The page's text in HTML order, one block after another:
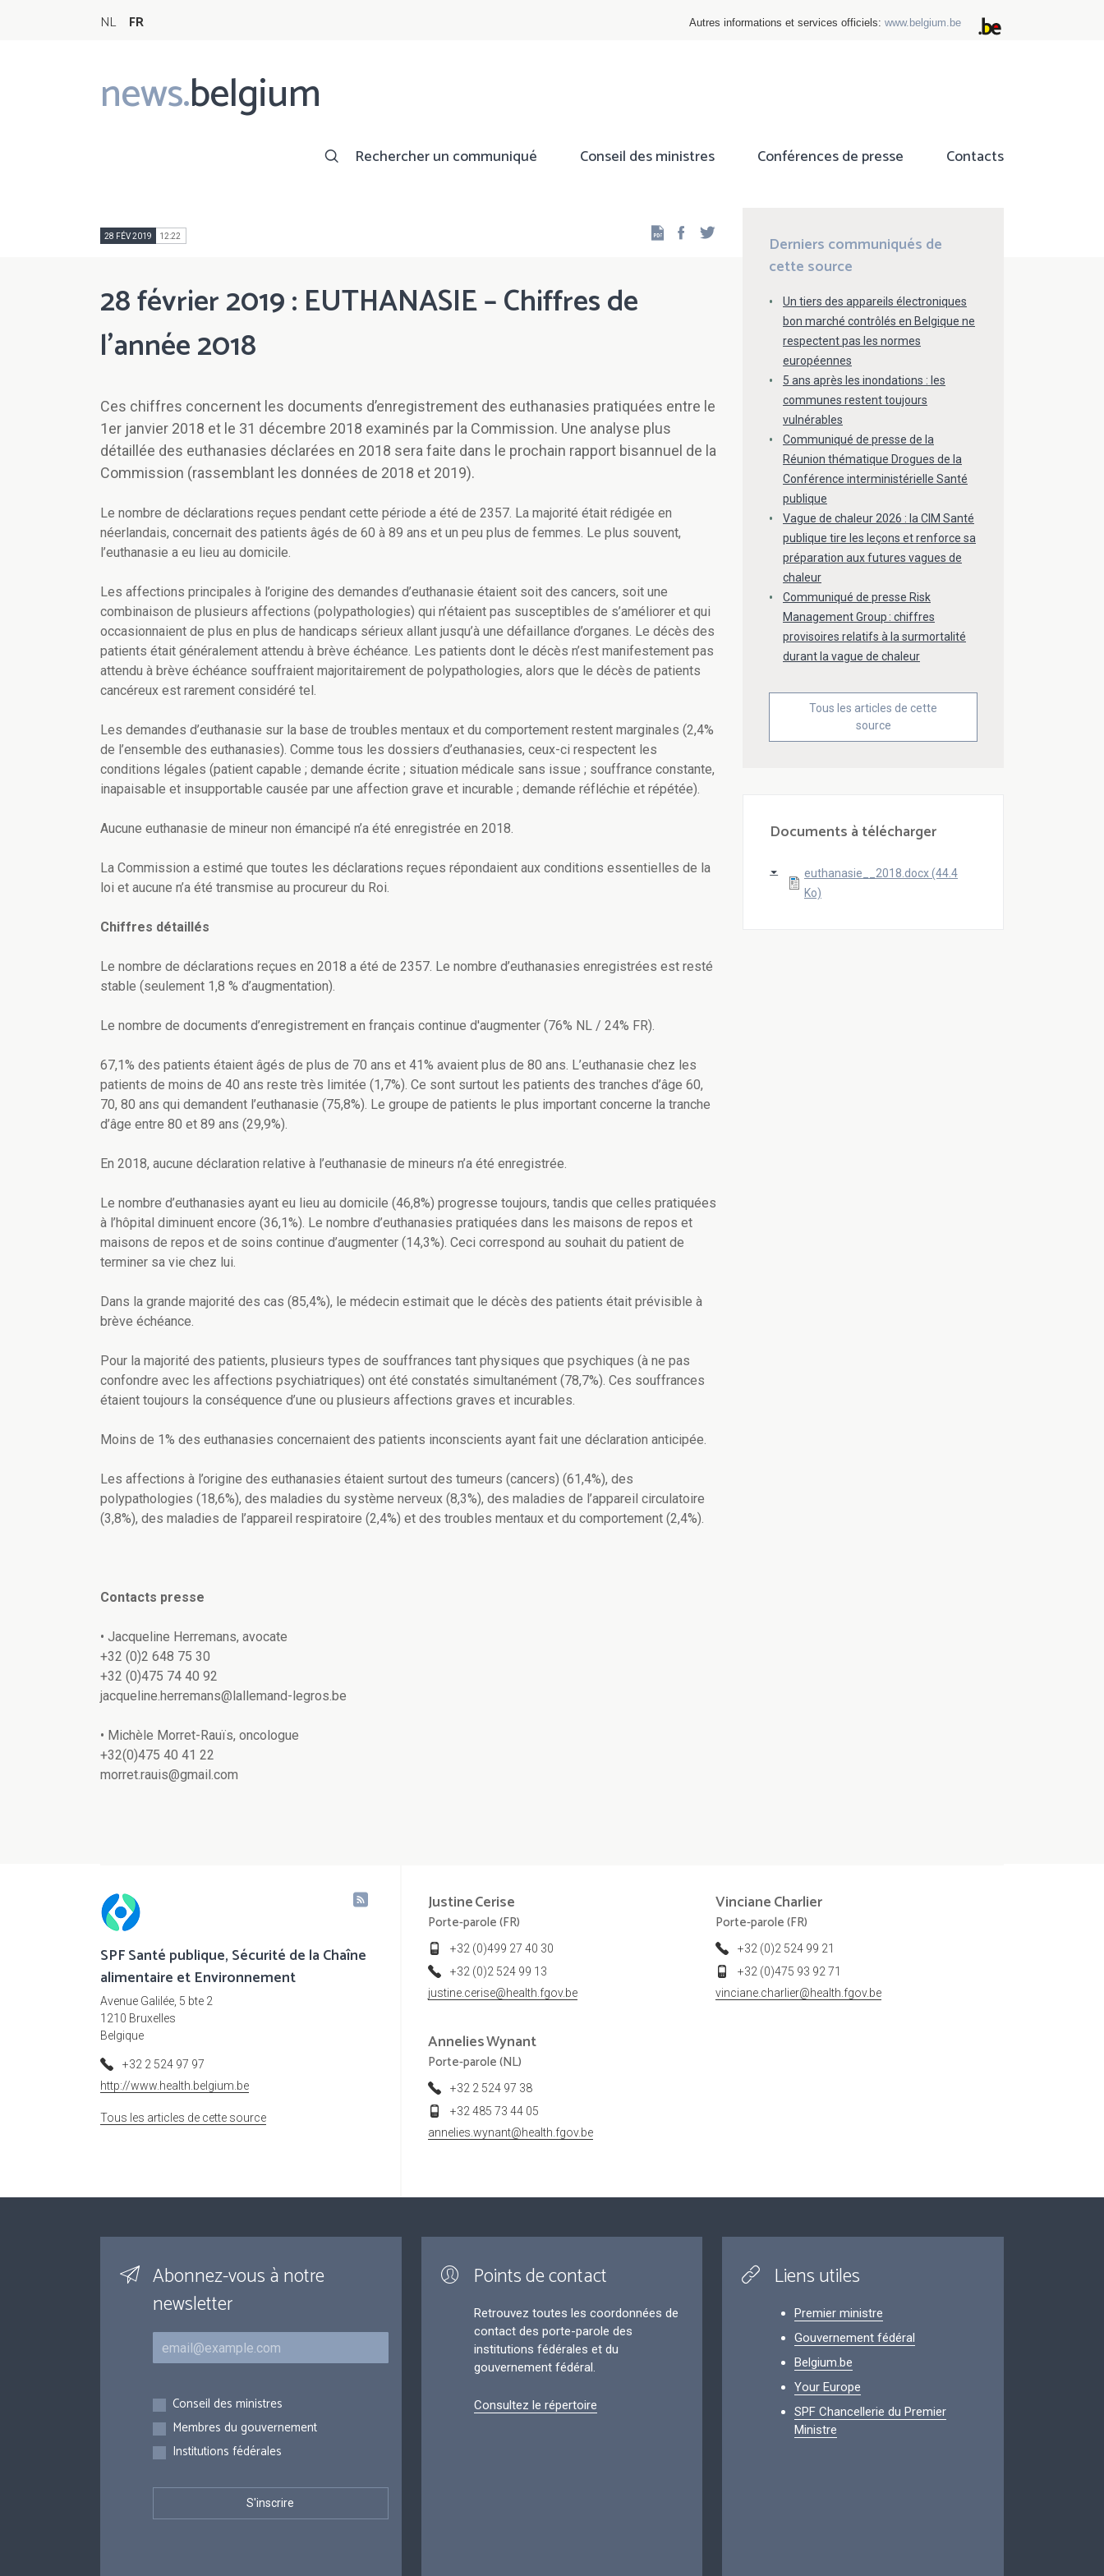
NL FR Autres informations et services officiels: www.belgium.be
news.belgium
Main
navigation
Rechercher un communiqué Conseil des ministres Conférences de presse Contacts
28 FÉV 2019 12:22 Facebook
28 février 2019 : EUTHANASIE – Chiffres de
l’année 2018
Ces chiffres concernent les documents d’enregistrement des euthanasies pratiquées entre le
1er janvier 2018 et le 31 décembre 2018 examinés par la Commission. Une analyse plus
détaillée des euthanasies déclarées en 2018 sera faite dans le prochain rapport bisannuel de la
Commission (rassemblant les données de 2018 et 2019).
Le nombre de déclarations reçues pendant cette période a été de 2357. La majorité était rédigée en
néerlandais, concernait des patients âgés de 60 à 89 ans et un peu plus de femmes. Le plus souvent,
l’euthanasie a eu lieu au domicile.
Les affections principales à l’origine des demandes d’euthanasie étaient soit des cancers, soit une
combinaison de plusieurs affections (polypathologies) qui n’étaient pas susceptibles de s’améliorer et qui
occasionnaient de plus en plus de handicaps sérieux allant jusqu’à une défaillance d’organes. Le décès des
patients était généralement attendu à brève échéance. Les patients dont le décès n’est manifestement pas
attendu à brève échéance souffraient majoritairement de polypathologies, alors que le décès de patients
cancéreux est rarement considéré tel.
Les demandes d’euthanasie sur la base de troubles mentaux et du comportement restent marginales (2,4%
de l’ensemble des euthanasies). Comme tous les dossiers d’euthanasies, ceux-ci respectent les
conditions légales (patient capable ; demande écrite ; situation médicale sans issue ; souffrance constante,
inapaisable et insupportable causée par une affection grave et incurable ; demande réfléchie et répétée).
Aucune euthanasie de mineur non émancipé n’a été enregistrée en 2018.
La Commission a estimé que toutes les déclarations reçues répondaient aux conditions essentielles de la
loi et aucune n’a été transmise au procureur du Roi.
Chiffres détaillés
Le nombre de déclarations reçues en 2018 a été de 2357. Le nombre d’euthanasies enregistrées est resté
stable (seulement 1,8 % d’augmentation).
Le nombre de documents d’enregistrement en français continue d'augmenter (76% NL / 24% FR).
67,1% des patients étaient âgés de plus de 70 ans et 41% avaient plus de 80 ans. L’euthanasie chez les
patients de moins de 40 ans reste très limitée (1,7%). Ce sont surtout les patients des tranches d’âge 60,
70, 80 ans qui demandent l’euthanasie (75,8%). Le groupe de patients le plus important concerne la tranche
d’âge entre 80 et 89 ans (29,9%).
En 2018, aucune déclaration relative à l’euthanasie de mineurs n’a été enregistrée.
Le nombre d’euthanasies ayant eu lieu au domicile (46,8%) progresse toujours, tandis que celles pratiquées
à l’hôpital diminuent encore (36,1%). Le nombre d’euthanasies pratiquées dans les maisons de repos et
maisons de repos et de soins continue d’augmenter (14,3%). Ceci correspond au souhait du patient de
terminer sa vie chez lui.
Dans la grande majorité des cas (85,4%), le médecin estimait que le décès des patients était prévisible à
brève échéance.
Pour la majorité des patients, plusieurs types de souffrances tant physiques que psychiques (à ne pas
confondre avec les affections psychiatriques) ont été constatés simultanément (78,7%). Ces souffrances
étaient toujours la conséquence d’une ou plusieurs affections graves et incurables.
Moins de 1% des euthanasies concernaient des patients inconscients ayant fait une déclaration anticipée.
Les affections à l’origine des euthanasies étaient surtout des tumeurs (cancers) (61,4%), des
polypathologies (18,6%), des maladies du système nerveux (8,3%), des maladies de l’appareil circulatoire
(3,8%), des maladies de l’appareil respiratoire (2,4%) et des troubles mentaux et du comportement (2,4%).
Contacts presse
• Jacqueline Herremans, avocate
+32 (0)2 648 75 30
+32 (0)475 74 40 92
jacqueline.herremans@lallemand-legros.be
• Michèle Morret-Rauïs, oncologue
+32(0)475 40 41 22
morret.rauis@gmail.com
Derniers communiqués de
cette source
Un tiers des appareils électroniques
bon marché contrôlés en Belgique ne
respectent pas les normes
européennes
5 ans après les inondations : les
communes restent toujours
vulnérables
Communiqué de presse de la
Réunion thématique Drogues de la
Conférence interministérielle Santé
publique
Vague de chaleur 2026 : la CIM Santé
publique tire les leçons et renforce sa
préparation aux futures vagues de
chaleur
Communiqué de presse Risk
Management Group : chiffres
provisoires relatifs à la surmortalité
durant la vague de chaleur
Tous les articles de cette
source
Documents à télécharger
euthanasie__2018.docx (44.4
Ko)
SPF Santé publique, Sécurité de la Chaîne
alimentaire et Environnement
Avenue Galilée, 5 bte 2
1210 Bruxelles
Belgique
+32 2 524 97 97
http://www.health.belgium.be
Tous les articles de cette source
JustineCerise
Porte-parole (FR)
+32 (0)499 27 40 30
+32 (0)2 524 99 13
justine.cerise@health.fgov.be
VincianeCharlier
Porte-parole (FR)
+32 (0)2 524 99 21
+32 (0)475 93 92 71
vinciane.charlier@health.fgov.be
AnneliesWynant
Porte-parole (NL)
+32 2 524 97 38
+32 485 73 44 05
annelies.wynant@health.fgov.be
Abonnez-vous à notre
newsletter
Courriel
Inscriptions
Conseil des ministres
Membres du gouvernement
Institutions fédérales
Points de contact
Retrouvez toutes les coordonnées de
contact des porte-parole des
institutions fédérales et du
gouvernement fédéral.
Consultez le répertoire
Liens utiles
Premier ministre
Gouvernement fédéral
Belgium.be
Your Europe
SPF Chancellerie du Premier
Ministre